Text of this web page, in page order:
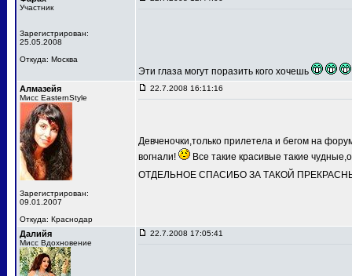
Участник
Зарегистрирован:
25.05.2008
Откуда: Москва
Эти глаза могут поразить кого хочешь
Алмазейя
Мисс EasternStyle
Зарегистрирован:
09.01.2007
Откуда: Краснодар
22.7.2008 16:11:16
Девченочки,только прилетела и бегом на
вогнали!
Все такие красивые такие
ОТДЕЛЬНОЕ СПАСИБО ЗА ТАКОЙ
Далийя
Мисс Вдохновение
22.7.2008 17:05:41